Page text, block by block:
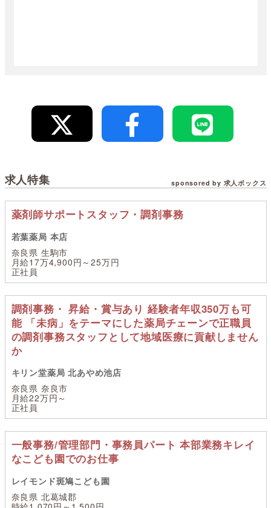
求人特集 sponsored by 求人ボックス
薬剤師サポートスタッフ・調剤事務
若葉薬局 本店
奈良県 生駒市
月給17万4,900円～25万円
正社員
調剤事務・ 昇給・賞与あり 経験者年収350万も可
能 「未病」をテーマにした薬局チェーンで正職員
の調剤事務スタッフとして地域医療に貢献しません
か
キリン堂薬局 北あやめ池店
奈良県 奈良市
月給22万円～
正社員
一般事務/管理部門・事務員パート 本部業務キレイ
なこども園でのお仕事
レイモンド斑鳩こども園
奈良県 北葛城郡